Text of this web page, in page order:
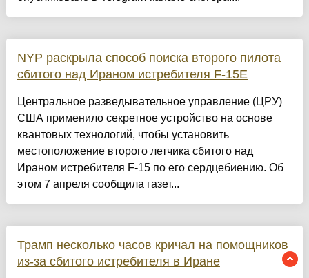
NYP раскрыла способ поиска второго пилота
сбитого над Ираном истребителя F-15E
Центральное разведывательное управление (ЦРУ)
США применило секретное устройство на основе
квантовых технологий, чтобы установить
местоположение второго летчика сбитого над
Ираном истребителя F-15 по его сердцебиению. Об
этом 7 апреля сообщила газет...
Трамп несколько часов кричал на помощников
из-за сбитого истребителя в Иране